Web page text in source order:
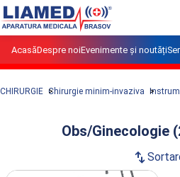
AcasăDespre noiEvenimente și noutăți
CHIRURGIE Chirurgie minim-invaziva
Obs/Ginecologie
swap_vert